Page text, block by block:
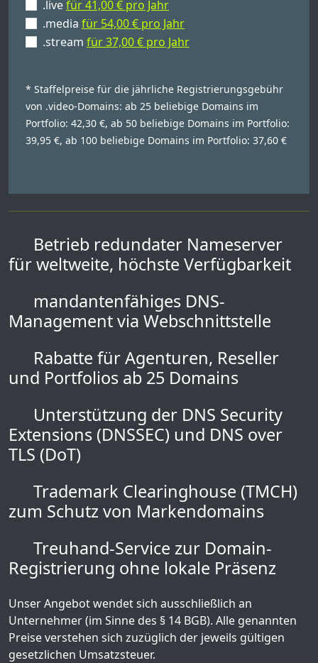
.livefür 41,00 € pro Jahr
.media für 54,00 € pro Jahr
.stream für 37,00 € pro Jahr
* Staffelpreise für die jährliche Registrierungsgebühr
von .video-Domains: ab 25 beliebige Domains im
Portfolio: 42,30 €, ab 50 beliebige Domains im Portfolio:
39,95 €, ab 100 beliebige Domains im Portfolio: 37,60 €
Betrieb redundater Nameserver
für weltweite, höchste Verfügbarkeit
mandantenfähiges DNS-
Management via Webschnittstelle
Rabatte für Agenturen, Reseller
und Portfolios ab 25 Domains
Unterstützung der DNS Security
Extensions (DNSSEC) und DNS over
TLS (DoT)
Trademark Clearinghouse (TMCH)
zum Schutz von Markendomains
Treuhand-Service zur Domain-
Registrierung ohne lokale Präsenz
Unser Angebot wendet sich ausschließlich an
Unternehmer (im Sinne des § 14 BGB). Alle genannten
Preise verstehen sich zuzüglich der jeweils gültigen
gesetzlichen Umsatzsteuer.